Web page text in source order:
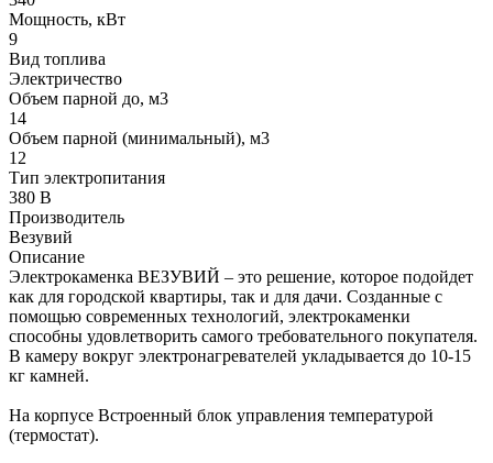
Мощность, кВт
9
Вид топлива
Электричество
Объем парной до, м3
14
Объем парной (минимальный), м3
12
Тип электропитания
380 В
Производитель
Везувий
Описание
Электрокаменка ВЕЗУВИЙ – это решение, которое подойдет
как для городской квартиры, так и для дачи. Созданные с
помощью современных технологий, электрокаменки
способны удовлетворить самого требовательного покупателя.
В камеру вокруг электронагревателей укладывается до 10-15
кг камней.
На корпусе Встроенный блок управления температурой
(термостат).